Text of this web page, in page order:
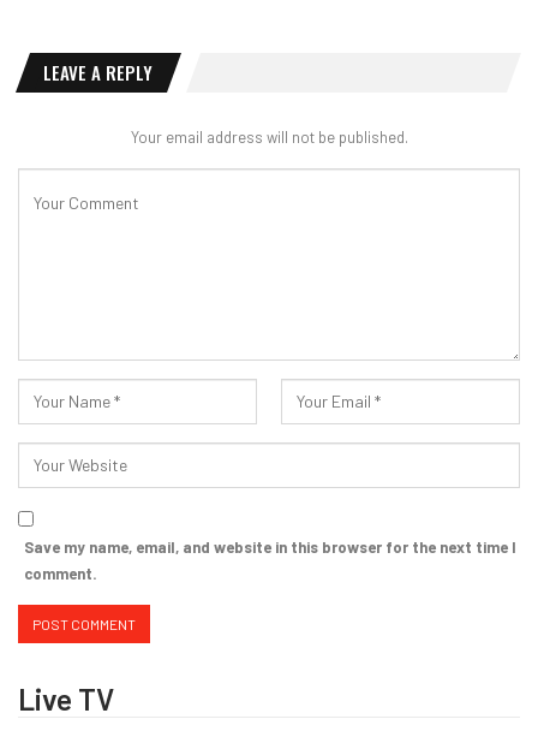
LEAVE A REPLY
Your email address will not be published.
Save my name, email, and website in this browser for the next time I
comment.
Live TV